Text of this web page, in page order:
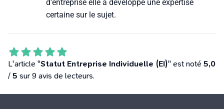
d'entreprise elle a développé une expertise
certaine sur le sujet.
L'article "Statut Entreprise Individuelle (EI)" est noté 5,0
/ 5 sur 9 avis de lecteurs.